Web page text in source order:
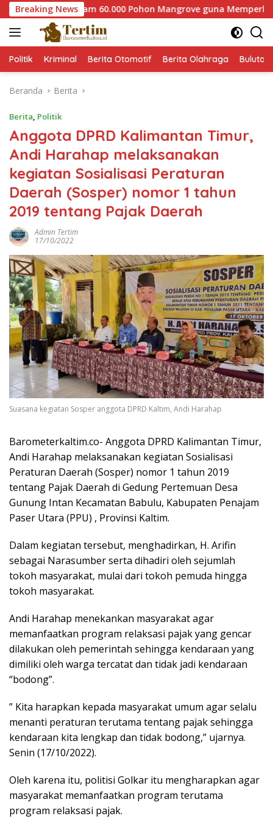
Langsung
ke
konten
Breaking News
Tanam 60.000 Pohon Mangrove guna Memperkuat
Politik Kriminal Berita Otomotif Berita Olahraga
Beranda Berita
Berita, Politik
Anggota DPRD Kalimantan Timur,
Andi Harahap melaksanakan
kegiatan Sosialisasi Peraturan
Daerah (Sosper) nomor 1 tahun
2019 tentang Pajak Daerah
Admin Tertim
17/10/2022
Suasana kegiatan Sosper anggota DPRD Kaltim, Andi Harahap
Barometerkaltim.co- Anggota DPRD Kalimantan Timur,
Andi Harahap melaksanakan kegiatan Sosialisasi
Peraturan Daerah (Sosper) nomor 1 tahun 2019
tentang Pajak Daerah di Gedung Pertemuan Desa
Gunung Intan Kecamatan Babulu, Kabupaten Penajam
Paser Utara (PPU) , Provinsi Kaltim.
Dalam kegiatan tersebut, menghadirkan, H. Arifin
sebagai Narasumber serta dihadiri oleh sejumlah
tokoh masyarakat, mulai dari tokoh pemuda hingga
tokoh masyarakat.
Andi Harahap menekankan masyarakat agar
memanfaatkan program relaksasi pajak yang gencar
dilakukan oleh pemerintah sehingga kendaraan yang
dimiliki oleh warga tercatat dan tidak jadi kendaraan
“bodong”.
” Kita harapkan kepada masyarakat umum agar selalu
menanti peraturan terutama tentang pajak sehingga
kendaraan kita lengkap dan tidak bodong,” ujarnya.
Senin (17/10/2022).
Oleh karena itu, politisi Golkar itu mengharapkan agar
masyarakat memanfaatkan program terutama
program relaksasi pajak.